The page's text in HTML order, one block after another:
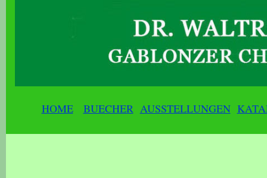
HOME BUECHER AUSSTELLUNGEN